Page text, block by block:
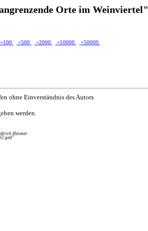
Orte im Weinviertel"
+100 +500 +2000 +10000 +50000
ohne Einverständnis des Autors
werden.
Hesmer